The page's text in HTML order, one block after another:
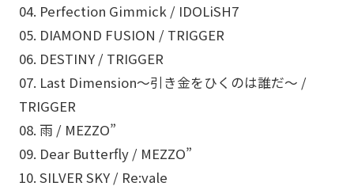
04. Perfection Gimmick / IDOLiSH7
05. DIAMOND FUSION / TRIGGER
06. DESTINY / TRIGGER
07. Last Dimension～引き金をひくのは誰だ～ /
TRIGGER
08. 雨 / MEZZO”
09. Dear Butterfly / MEZZO”
10. SILVER SKY / Re:vale